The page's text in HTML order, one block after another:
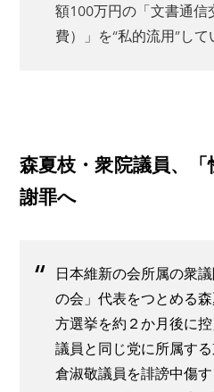
額100万円の「文書通信
費）」を“私的流用”して
森夏枝・衆院議員、
謝罪へ
日本維新の会所属の衆
の会」代表をつとめる
方選挙を約２か月後に
議員と同じ党に所属す
倉淑敬議員を誹謗中傷